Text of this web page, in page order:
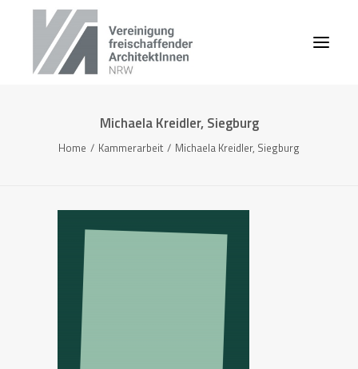
Michaela Kreidler, Siegburg
Home Kammerarbeit Michaela Kreidler, Siegburg